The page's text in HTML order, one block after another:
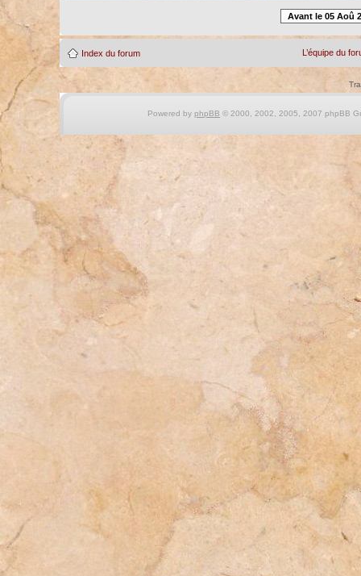
Avant le 05 Aoû
Index du forum L’équipe du
Powered by phpBB © 2000, 2002, 2005, 2007 phpBB